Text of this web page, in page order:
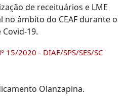
de receituários e LME
âmbito do CEAF durante o
19.
15/2020 - DIAF/SPS/SES/SC
Olanzapina.